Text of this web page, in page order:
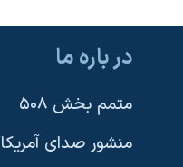
در باره ما
متمم بخش ۵۰۸
منشور صدای آمریکا